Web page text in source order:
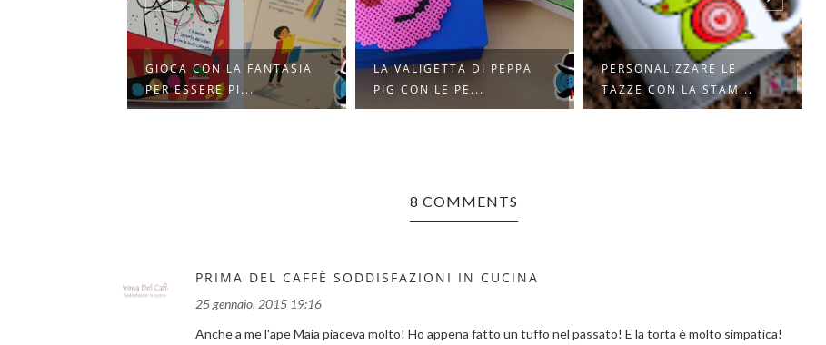
LA VALIGETTA DI PEPPA
PIG CON LE PE...
PERSONALIZZARE LE
TAZZE CON LA STAM...
COME PERSONALIZZARE
UN CAPPELLINO C...
8 COMMENTS
PRIMA DEL CAFFÈ SODDISFAZIONI IN CUCINA
25 gennaio, 2015 19:16
Anche a me l'ape Maia piaceva molto! Ho appena fatto un tuffo nel passato! E la torta è molto simpatica!